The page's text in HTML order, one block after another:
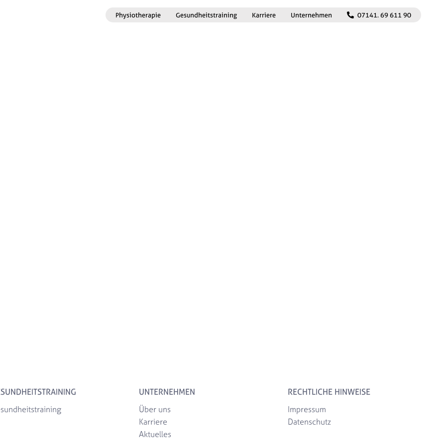
Physiotherapie Gesundheitstraining Karriere Unternehmen 07141. 69 611 90
UNTERNEHMEN
Über uns
Karriere
Aktuelles
RECHTLICHE HINWEISE
Impressum
Datenschutz